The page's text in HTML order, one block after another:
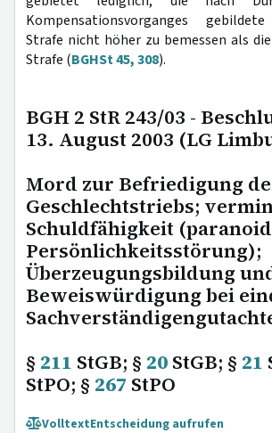
Kompensationsvorganges
Strafe nicht höher zu bemessen als
Strafe (BGHSt 45, 308).
BGH 2 StR 243/03 -
13. August 2003 (LG
Mord zur Befriedigung
Geschlechtstriebs;
Schuldfähigkeit
Persönlichkeitsstörung);
Überzeugungsbildung
Beweiswürdigung bei
§ 211 StGB; § 20 StGB; § 21
StPO; § 267 StPO
VolltextEntscheidung aufrufen